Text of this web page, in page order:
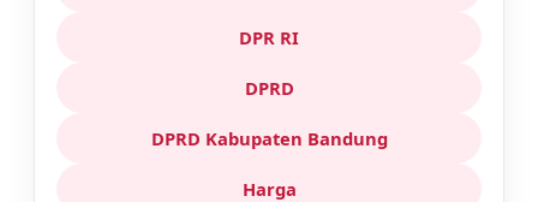
DPR RI
DPRD
DPRD Kabupaten Bandung
Harga